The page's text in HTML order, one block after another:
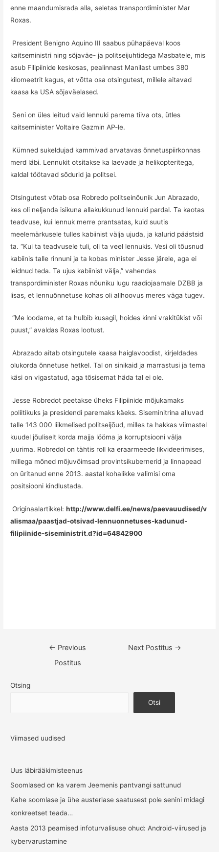
enne maandumisrada alla, seletas transpordiminister Mar
Roxas.
President Benigno Aquino III saabus pühapäeval koos
kaitseministri ning sõjaväe- ja politseijuhtidega Masbatele, mis
asub Filipiinide keskosas, pealinnast Manilast umbes 380
kilomeetrit kagus, et võtta osa otsingutest, millele aitavad
kaasa ka USA sõjaväelased.
Seni on üles leitud vaid lennuki parema tiiva ots, ütles
kaitseminister Voltaire Gazmin AP-le.
Kümned sukeldujad kammivad arvatavas õnnetuspiirkonnas
merd läbi. Lennukit otsitakse ka laevade ja helikopteritega,
kaldal töötavad sõdurid ja politsei.
Otsingutest võtab osa Robredo politseinõunik Jun Abrazado,
kes oli neljanda isikuna allakukkunud lennuki pardal. Ta kaotas
teadvuse, kui lennuk merre prantsatas, kuid suutis
meelemärkusele tulles kabiinist välja ujuda, ja kalurid päästsid
ta. “Kui ta teadvusele tuli, oli ta veel lennukis. Vesi oli tõusnud
kabiinis talle rinnuni ja ta kobas minister Jesse järele, aga ei
leidnud teda. Ta ujus kabiinist välja,” vahendas
transpordiminister Roxas nõuniku lugu raadiojaamale DZBB ja
lisas, et lennuõnnetuse kohas oli allhoovus meres väga tugev.
“Me loodame, et ta hulbib kusagil, hoides kinni vrakitükist või
puust,” avaldas Roxas lootust.
Abrazado aitab otsingutele kaasa haiglavoodist, kirjeldades
olukorda õnnetuse hetkel. Tal on sinikaid ja marrastusi ja tema
käsi on vigastatud, aga tõsisemat häda tal ei ole.
Jesse Robredot peetakse üheks Filipiinide mõjukamaks
poliitikuks ja presidendi paremaks käeks. Siseminitrina alluvad
talle 143 000 liikmelised politseijõud, milles ta hakkas viimastel
kuudel jõuliselt korda majja lööma ja korruptsiooni välja
juurima. Robredol on tähtis roll ka eraarmeede likvideerimises,
millega mõned mõjuvõimsad provintsikubernerid ja linnapead
on üritanud enne 2013. aastal kohalikke valimisi oma
positsiooni kindlustada.
Originaalartikkel:http://www.delfi.ee/news/paevauudised/v
alismaa/paastjad-otsivad-lennuonnetuses-kadunud-
filipiinide-siseministrit.d?id=64842900
Navigeerimine
← Previous
Postitus
Next Postitus →
Otsing
Otsi
Viimased uudised
Uus läbirääkimisteenus
Soomlased on ka varem Jeemenis pantvangi sattunud
Kahe soomlase ja ühe austerlase saatusest pole senini midagi
konkreetset teada…
Aasta 2013 peamised infoturvalisuse ohud: Android-viirused ja
kybervarustamine